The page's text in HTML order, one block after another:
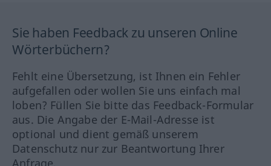
Sie haben Feedback zu unseren Online
Wörterbüchern?
Fehlt eine Übersetzung, ist Ihnen ein Fehler
aufgefallen oder wollen Sie uns einfach mal
loben? Füllen Sie bitte das Feedback-Formular
aus. Die Angabe der E-Mail-Adresse ist
optional und dient gemäß unserem
Datenschutz nur zur Beantwortung Ihrer
Anfrage.